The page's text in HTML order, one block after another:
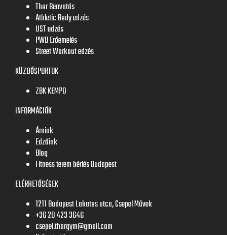
Thor Beavatás
Athletic Body edzés
UST edzés
PWB Erőemelés
Street Workout edzés
KÜZDŐSPORTOK
ZBK KEMPO
INFORMÁCIÓK
Áraink
Edzőink
Blog
Fitness terem bérlés Budapest
ELÉRHETŐSÉGEK
1211 Budapest Lakatos utca, Csepel Művek
+36 20 423 3646
csepel.thorgym@gmail.com